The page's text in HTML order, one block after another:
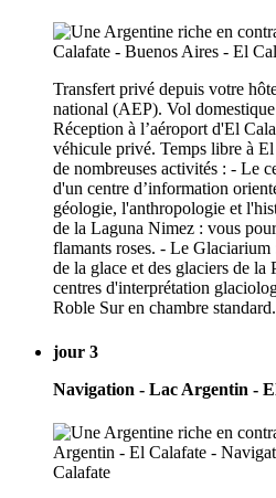
Transfert privé depuis votre
national (AEP). Vol
Réception à l’aéroport d'El
véhicule privé. Temps libre à
de nombreuses activités : - Le
d'un centre d’information
géologie, l'anthropologie et
de la Laguna Nimez : vous
flamants roses. - Le Glaciarium
de la glace et des glaciers de la
centres d'interprétation
Roble Sur en chambre standard.
jour 3
Navigation - Lac Argentin -